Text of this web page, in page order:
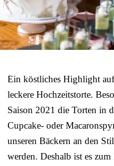
Ein köstliches Highlight
leckere Hochzeitstorte.
Saison 2021 die Torten in
Cupcake- oder
unseren Bäckern an den
werden. Deshalb ist es